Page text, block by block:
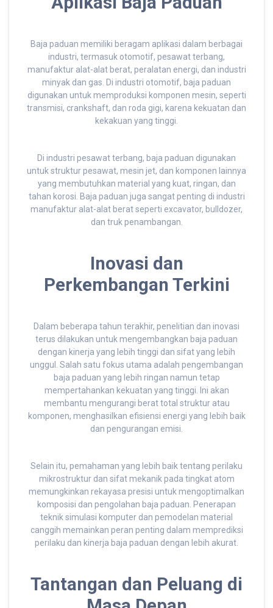
Baja paduan memiliki beragam aplikasi dalam berbagai
industri, termasuk otomotif, pesawat terbang,
manufaktur alat-alat berat, peralatan energi, dan industri
minyak dan gas. Di industri otomotif, baja paduan
digunakan untuk memproduksi komponen mesin, seperti
transmisi, crankshaft, dan roda gigi, karena kekuatan dan
kekakuan yang tinggi.
Di industri pesawat terbang, baja paduan digunakan
untuk struktur pesawat, mesin jet, dan komponen lainnya
yang membutuhkan material yang kuat, ringan, dan
tahan korosi. Baja paduan juga sangat penting di industri
manufaktur alat-alat berat seperti excavator, bulldozer,
dan truk penambangan.
Inovasi dan
Perkembangan Terkini
Dalam beberapa tahun terakhir, penelitian dan inovasi
terus dilakukan untuk mengembangkan baja paduan
dengan kinerja yang lebih tinggi dan sifat yang lebih
unggul. Salah satu fokus utama adalah pengembangan
baja paduan yang lebih ringan namun tetap
mempertahankan kekuatan yang tinggi. Ini akan
membantu mengurangi berat total struktur atau
komponen, menghasilkan efisiensi energi yang lebih baik
dan pengurangan emisi.
Selain itu, pemahaman yang lebih baik tentang perilaku
mikrostruktur dan sifat mekanik pada tingkat atom
memungkinkan rekayasa presisi untuk mengoptimalkan
komposisi dan pengolahan baja paduan. Penerapan
teknik simulasi komputer dan pemodelan material
canggih memainkan peran penting dalam memprediksi
perilaku dan kinerja baja paduan dengan lebih akurat.
Tantangan dan Peluang di